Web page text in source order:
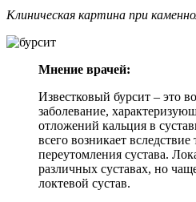
Клиническая картина при
Мнение врачей:
Известковый бурсит – это
заболевание,
отложений кальция в
всего возникает
переутомления сустава.
различных суставах, но
локтевой сустав.